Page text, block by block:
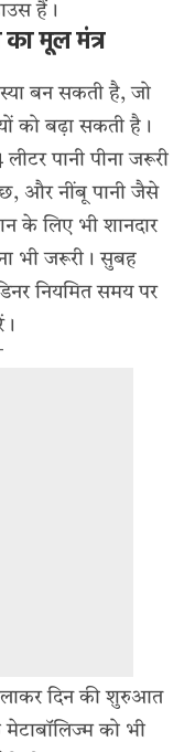
हैं।
मूल मंत्र
बन सकती है, जो
को बढ़ा सकती है।
पानी पीना जरूरी
औरनींबू पानी जैसे
के लिए भी शानदार
भी जरूरी। सुबह
नियमित समय पर
दिन की शुरुआत
मेटाबॉलिज्म को भी